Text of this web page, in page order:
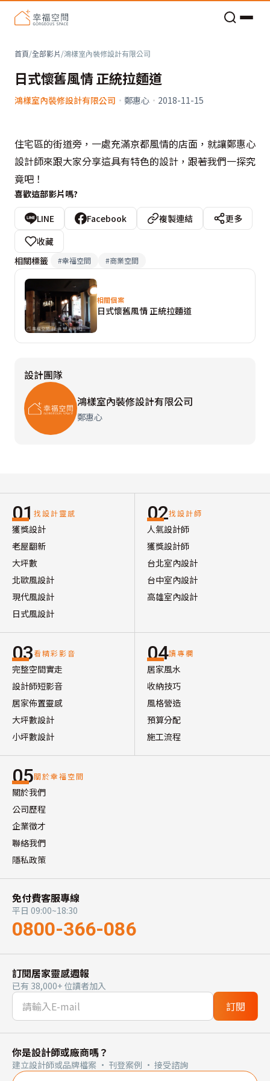
首頁/全部影片/鴻樣室內裝修設計有限公司
日式懷舊風情 正統拉麵道
鴻樣室內裝修設計有限公司 · 鄭惠心 · 2018-11-15
住宅區的街道旁，一處充滿京都風情的店面，就讓鄭惠心
設計師來跟大家分享這具有特色的設計，跟著我們一探究
竟吧！
喜歡這部影片嗎?
LINE Facebook 複製連結
更多
收藏
相關標籤
#幸福空間 #商業空間
相關個案
日式懷舊風情 正統拉麵道
設計團隊
鴻樣室內裝修設計有限公司
鄭惠心
01 找設計靈感
獲獎設計
老屋翻新
大坪數
北歐風設計
現代風設計
日式風設計
02找設計師
人氣設計師
獲獎設計師
台北室內設計
台中室內設計
高雄室內設計
03看精彩影音
完整空間實走
設計師短影音
居家佈置靈感
大坪數設計
小坪數設計
04讀專欄
居家風水
收納技巧
風格營造
預算分配
施工流程
05關於幸福空間
關於我們
公司歷程
企業徵才
聯絡我們
隱私政策
免付費客服專線
平日 09:00~18:30
0800-366-086
訂閱居家靈感週報
已有 38,000+ 位讀者加入
訂閱
你是設計師或廠商嗎？
建立設計師或品牌檔案 · 刊登案例 · 接受諮詢